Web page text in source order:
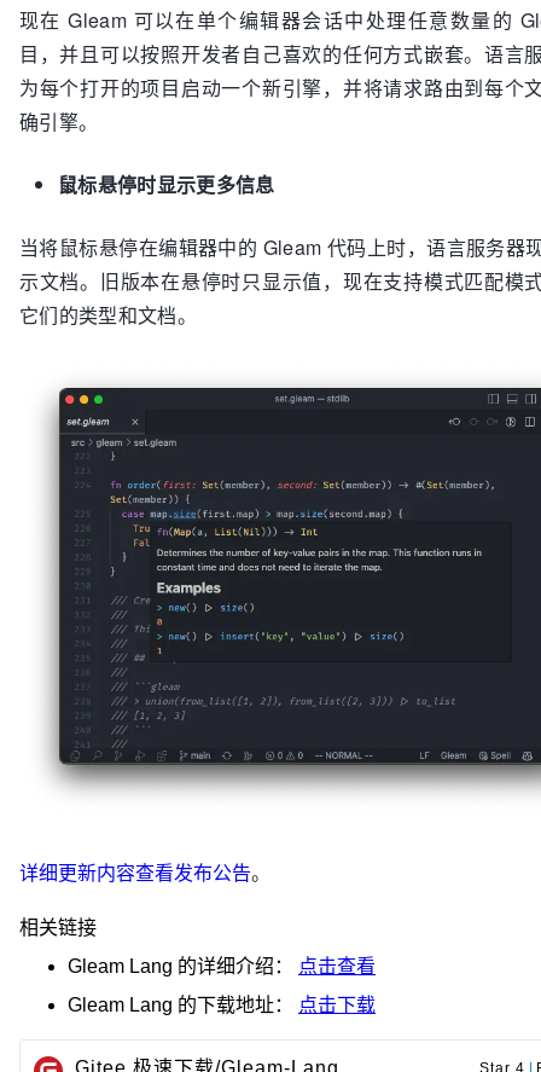
现在 Gleam 可以在单个编辑器会话中处理任意数量的
目，并且可以按照开发者自己喜欢的任何方式嵌套。语言
为每个打开的项目启动一个新引擎，并将请求路由到每个
确引擎。
鼠标悬停时显示更多信息
当将鼠标悬停在编辑器中的 Gleam 代码上时，语言服务器
示文档。旧版本在悬停时只显示值，现在支持模式匹配模
它们的类型和文档。
详细更新内容查看发布公告。
相关链接
Gleam Lang 的详细介绍：
点击查看
Gleam Lang 的下载地址： 点击下载
Gitee 极速下载/Gleam-Lang Star 4 |